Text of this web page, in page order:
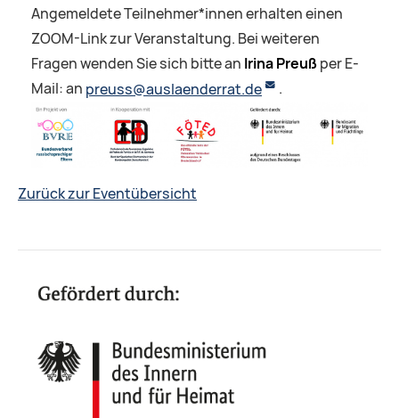
Angemeldete Teilnehmer*innen erhalten einen
ZOOM-Link zur Veranstaltung. Bei weiteren
Fragen wenden Sie sich bitte an Irina Preußper E-
Mail: an preuss@auslaenderrat.de .
Zurück zur Eventübersicht